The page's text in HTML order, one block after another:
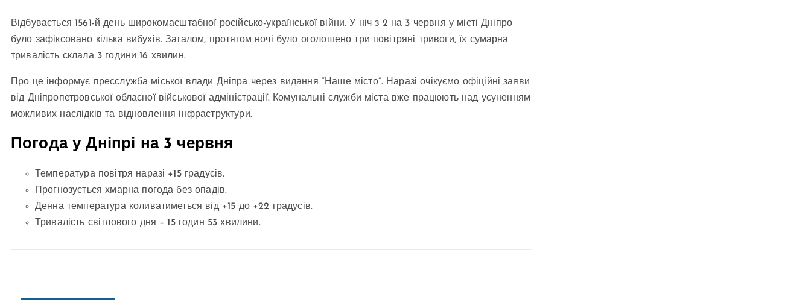
Відбувається 1561-й день широкомасштабної російсько-української війни. У ніч з 2 на 3 червня у місті Дніпро
було зафіксовано кілька вибухів. Загалом, протягом ночі було оголошено три повітряні тривоги, їх сумарна
тривалість склала 3 години 16 хвилин.
Про це інформує пресслужба міської влади Дніпра через видання “Наше місто”. Наразі очікуємо офіційні заяви
від Дніпропетровської обласної військової адміністрації. Комунальні служби міста вже працюють над усуненням
можливих наслідків та відновлення інфраструктури.
Погода у Дніпрі на 3 червня
Температура повітря наразі +15 градусів.
Прогнозується хмарна погода без опадів.
Денна температура коливатиметься від +15 до +22 градусів.
Тривалість світлового дня – 15 годин 53 хвилини.